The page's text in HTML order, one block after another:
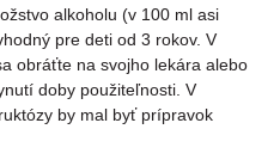
alkoholu (v 100 ml asi
pre deti od 3 rokov. V
obráťte na svojho lekára alebo
doby použiteľnosti. V
by mal byť prípravok